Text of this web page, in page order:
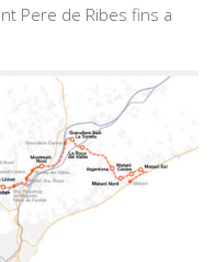
Pere de Ribes fins a